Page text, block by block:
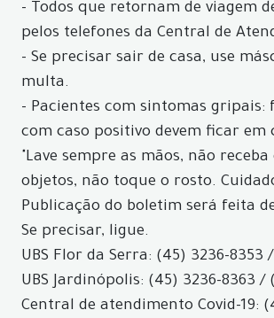
- Todos que retornam de viagem
pelos telefones da Central de
- Se precisar sair de casa, use
multa.
- Pacientes com sintomas
com caso positivo devem ficar
"Lave sempre as mãos, não
objetos, não toque o rosto.
Publicação do boletim será feita
Se precisar, ligue.
UBS Flor da Serra: (45) 3236-8353
UBS Jardinópolis: (45) 3236-8363 /
Central de atendimento Covid-19: